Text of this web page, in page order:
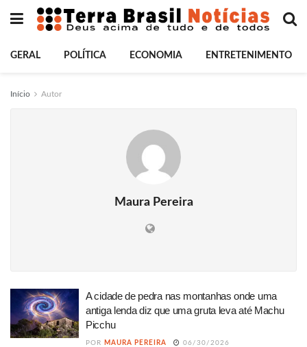
GERAL POLÍTICA ECONOMIA ENTRETENIMENTO
Início Autor
Maura Pereira
A cidade de pedra nas montanhas onde uma
antiga lenda diz que uma gruta leva até Machu
Picchu
POR MAURA PEREIRA 06/30/2026